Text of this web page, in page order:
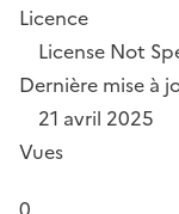
Licence
License Not
Dernière mise à
21 avril 2025
Vues